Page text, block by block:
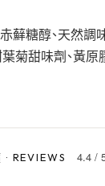
赤蘚糖醇、天然
菊甜味劑、黃原
· REVIEWS 4.4 /